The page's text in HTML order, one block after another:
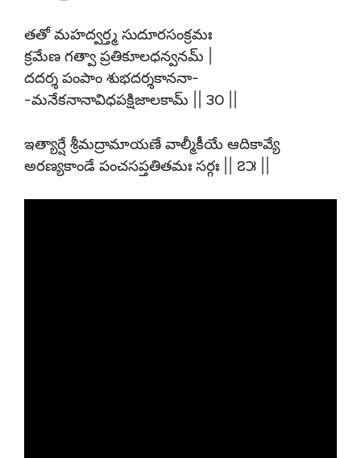
తతో మహద్వర్త్మ సుదూరసంక్రమః
క్రమేణ గత్వా ప్రతికూలధన్వనమ్ |
దదర్శ పంపాం శుభదర్శకాననా-
-మనేకనానావిధపక్షిజాలకామ్ || ౩౦ ||
ఇత్యార్షే శ్రీమద్రామాయణే వాల్మీకీయే ఆదికావ్యే
అరణ్యకాండే పంచసప్తతితమః సర్గః || ౭౫ ||